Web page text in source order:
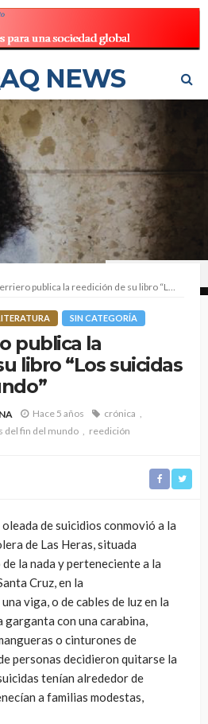
NEWS
publica la reedición de su libro “Los suicidas del fin del mundo”
SIN CATEGORÍA
publica la
libro “Los suicidas
Hace 5 años
crónica
del fin del mundo reedición
de suicidios conmovió a la
de Las Heras, situada
la nada y perteneciente a la
Cruz, en la
viga, o de cables de luz en la
garganta con una carabina,
o cinturones de
personas decidieron quitarse la
tenían alrededor de
a familias modestas,